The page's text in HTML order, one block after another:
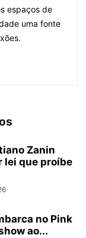
espaços de
uma fonte
Zanin
lei que proíbe
no Pink
ao...